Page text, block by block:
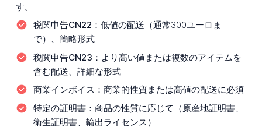
す。
税関申告CN22： 低値の配送（通常300ユーロま
で）、簡略形式
税関申告CN23： より高い値または複数のアイテムを
含む配送、詳細な形式
商業インボイス： 商業的性質または高値の配送に必須
特定の証明書： 商品の性質に応じて（原産地証明書、
衛生証明書、輸出ライセンス）